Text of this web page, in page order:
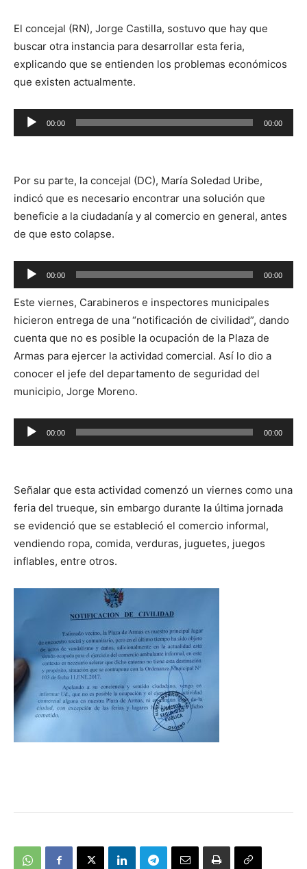
El concejal (RN), Jorge Castilla, sostuvo que hay que
buscar otra instancia para desarrollar esta feria,
explicando que se entienden los problemas económicos
que existen actualmente.
Reproductor
de
00:00 00:00
Por su parte, la concejal (DC), María Soledad Uribe,
indicó que es necesario encontrar una solución que
beneficie a la ciudadanía y al comercio en general, antes
de que esto colapse.
Reproductor
de
audio
00:00 00:00
Este viernes, Carabineros e inspectores municipales
hicieron entrega de una “notificación de civilidad”, dando
cuenta que no es posible la ocupación de la Plaza de
Armas para ejercer la actividad comercial. Así lo dio a
conocer el jefe del departamento de seguridad del
municipio, Jorge Moreno.
Reproductor
de
00:00 00:00
Señalar que esta actividad comenzó un viernes como una
feria del trueque, sin embargo durante la última jornada
se evidenció que se estableció el comercio informal,
vendiendo ropa, comida, verduras, juguetes, juegos
inflables, entre otros.